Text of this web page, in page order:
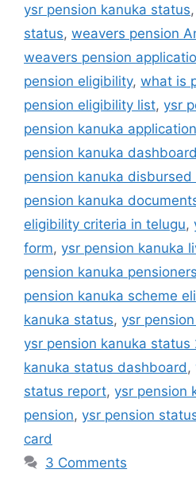
ysr pension kanuka status,
status, weavers pension
weavers pension
pension eligibility, what is
pension eligibility list, ysr
pension kanuka
pension kanuka
pension kanuka
pension kanuka
eligibility criteria in telugu,
form, ysr pension kanuka
pension kanuka
pension kanuka scheme
kanuka status, ysr
ysr pension kanuka status
kanuka status dashboard ,
status report, ysr pension
pension, ysr pension
card
3 Comments